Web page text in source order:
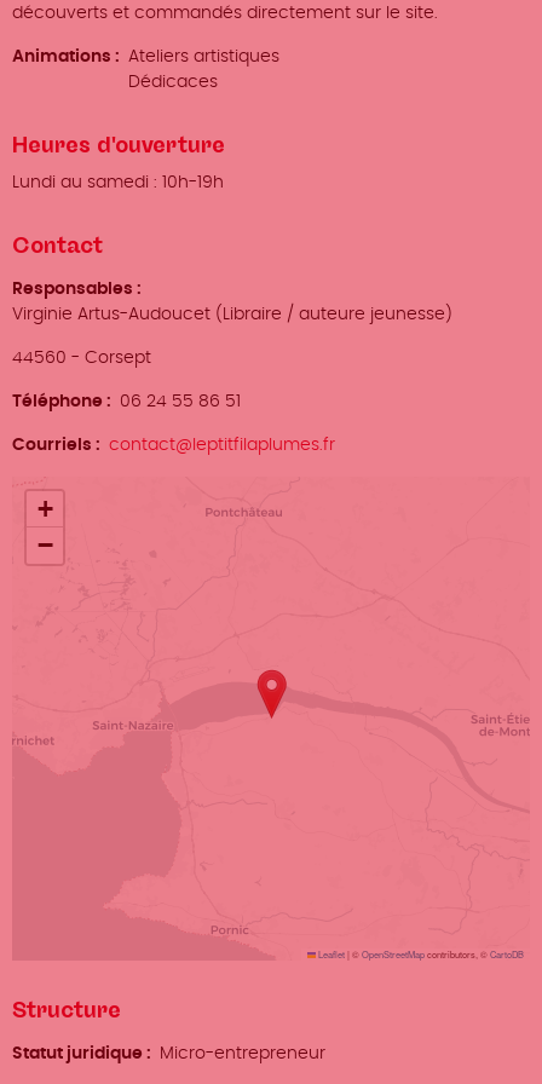
découverts et commandés directement sur le site.
Animations
Ateliers artistiques
Dédicaces
Heures d'ouverture
Lundi au samedi : 10h-19h
Contact
Responsables
Virginie Artus-Audoucet (Libraire / auteure jeunesse)
Ville
44560 - Corsept
Téléphone 06 24 55 86 51
Courriels contact@leptitfilaplumes.fr
Localisation
+
−
Leaflet| ©OpenStreetMapcontributors, ©CartoDB
Structure
Statut juridique Micro-entrepreneur